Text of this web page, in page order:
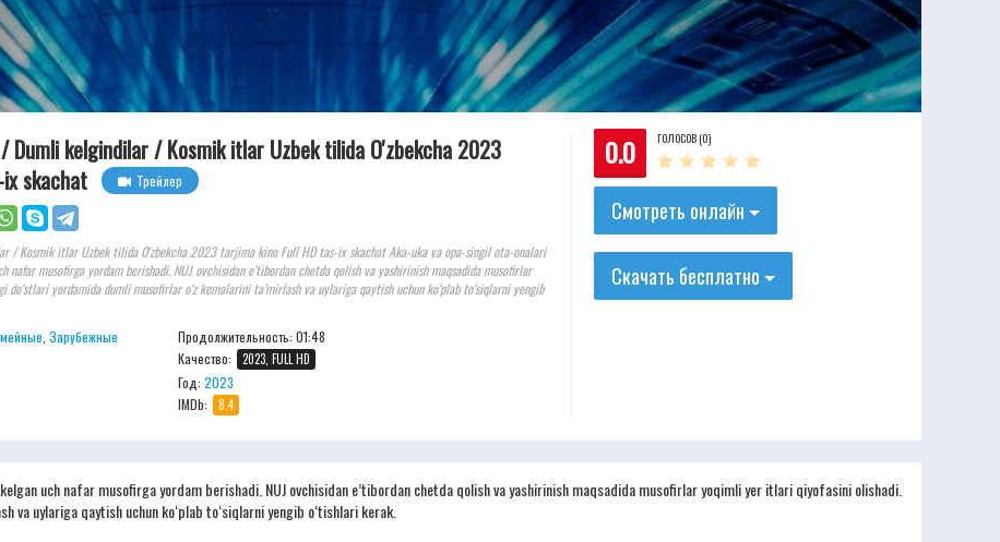
0.0 ГОЛОСОВ (0)
Смотреть онлайн
Скачать бесплатно
Dumli kelgindilar / Kosmik itlar Uzbek tilida O'zbekcha 2023
skachat
Трейлер
/ Kosmik itlar Uzbek tilida O'zbekcha 2023 tarjima kino Full HD tas-ix skachat Aka-uka va opa-singil ota-onalari
nafar musofirga yordam berishadi. NUJ ovchisidan e’tibordan chetda qolish va yashirinish maqsadida musofirlar
yordamida dumli musofirlar o‘z kemalarini ta’mirlash va uylariga qaytish uchun ko‘plab to‘siqlarni yengib
Зарубежные
Продолжительность:01:48
Качество:
2023, FULL HD
Год:2023
IMDb:
8.4
uch nafar musofirga yordam berishadi. NUJ ovchisidan e’tibordan chetda qolish va yashirinish maqsadida musofirlar yoqimli yer itlari qiyofasini olishadi.
va uylariga qaytish uchun ko‘plab to‘siqlarni yengib o‘tishlari kerak.